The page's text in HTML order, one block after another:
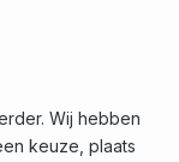
Wij hebben
keuze, plaats